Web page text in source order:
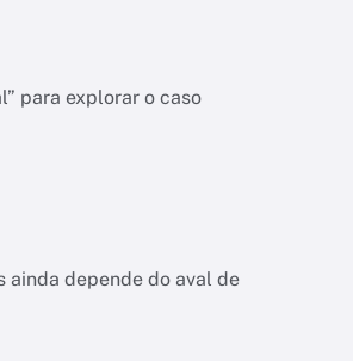
para explorar o caso
ainda depende do aval de